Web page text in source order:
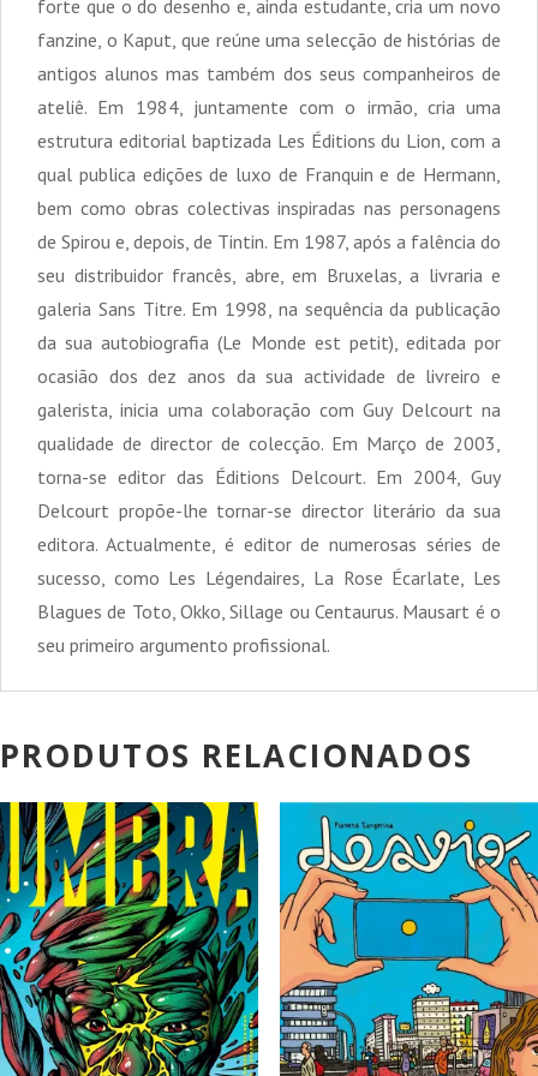
forte que o do desenho e, ainda estudante, cria um novo
fanzine, o Kaput, que reúne uma selecção de histórias de
antigos alunos mas também dos seus companheiros de
ateliê. Em 1984, juntamente com o irmão, cria uma
estrutura editorial baptizada Les Éditions du Lion, com a
qual publica edições de luxo de Franquin e de Hermann,
bem como obras colectivas inspiradas nas personagens
de Spirou e, depois, de Tintin. Em 1987, após a falência do
seu distribuidor francês, abre, em Bruxelas, a livraria e
galeria Sans Titre. Em 1998, na sequência da publicação
da sua autobiografia (Le Monde est petit), editada por
ocasião dos dez anos da sua actividade de livreiro e
galerista, inicia uma colaboração com Guy Delcourt na
qualidade de director de colecção. Em Março de 2003,
torna-se editor das Éditions Delcourt. Em 2004, Guy
Delcourt propõe-lhe tornar-se director literário da sua
editora. Actualmente, é editor de numerosas séries de
sucesso, como Les Légendaires, La Rose Écarlate, Les
Blagues de Toto, Okko, Sillage ou Centaurus. Mausart é o
seu primeiro argumento profissional.
PRODUTOS RELACIONADOS
PROMOÇÃO! PROMOÇÃO!